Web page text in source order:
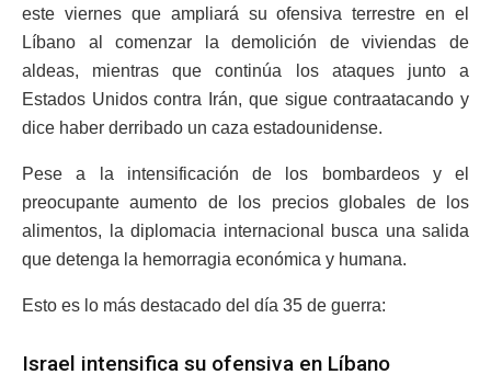
este viernes que ampliará su ofensiva terrestre en el
Líbano al comenzar la demolición de viviendas de
aldeas, mientras que continúa los ataques junto a
Estados Unidos contra Irán, que sigue contraatacando y
dice haber derribado un caza estadounidense.
Pese a la intensificación de los bombardeos y el
preocupante aumento de los precios globales de los
alimentos, la diplomacia internacional busca una salida
que detenga la hemorragia económica y humana.
Esto es lo más destacado del día 35 de guerra:
Israel intensifica su ofensiva en Líbano